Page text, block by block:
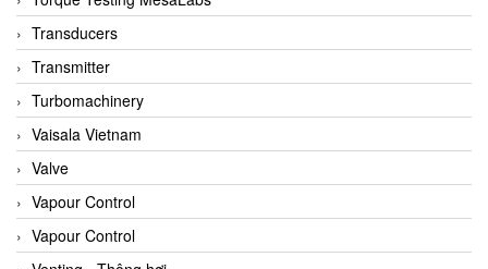
Conch
Conductix/ WAMPFLER
Contrec
Contrinex
Control Solution Minesota
Copeland
Cortem
Transducers
Transmitter
Turbomachinery
Vaisala Vietnam
Valve
Vapour Control
Vapour Control